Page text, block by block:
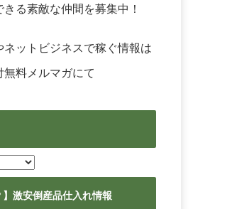
る素敵な仲間を募集中！
ネットビジネスで稼ぐ情報は
無料メルマガにて
】激安倒産品仕入れ情報